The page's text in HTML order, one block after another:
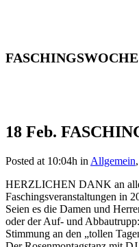
FASCHINGSWOCHE
18 Feb.
Posted at 10:04h in Allgemein,
HERZLICHEN DANK an
Faschingsveranstaltungen in
Seien es die Damen und
oder der Auf- und
Stimmung an den „tollen